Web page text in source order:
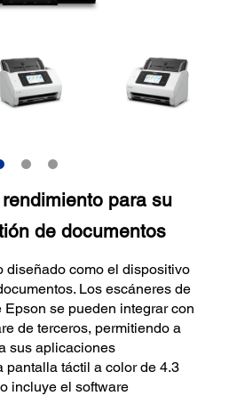
para su
de documentos
diseñado como el dispositivo
Los escáneres de
se pueden integrar con
de terceros, permitiendo a
sus aplicaciones
pantalla táctil a color de 4.3
incluye el software